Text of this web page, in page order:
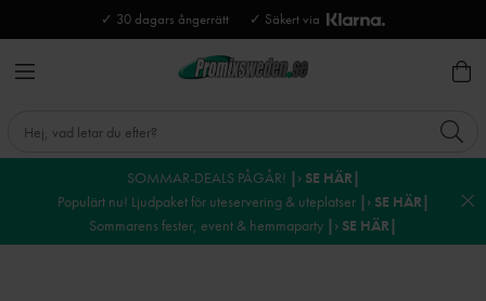
✓ 30 dagars ångerrätt ✓ Säkert via
SOMMAR-DEALS PÅGÅR! |› SE HÄR|
Populärt nu! Ljudpaket för uteservering & uteplatser |› SE HÄR|
Sommarens fester, event & hemmaparty |› SE HÄR|